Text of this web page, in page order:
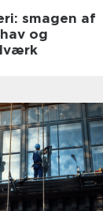
smagen af
og